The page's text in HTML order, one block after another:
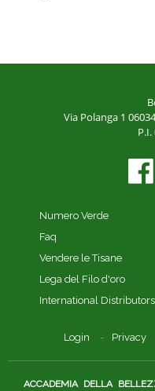
Via Polanga 1
Numero Verde
Faq
Vendere le Tisane
Lega del Filo d'oro
International Distributors
Login Privacy
ACCADEMIA DELLA